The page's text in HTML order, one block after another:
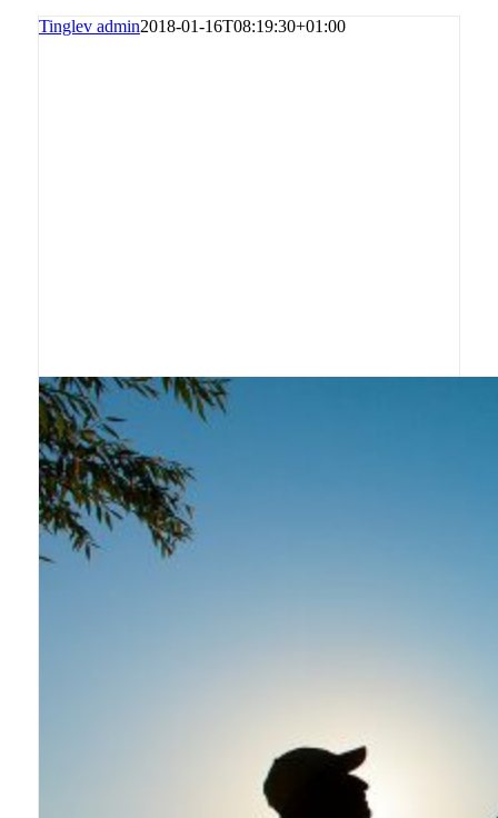
Tinglev admin2018-01-16T08:19:30+01:00